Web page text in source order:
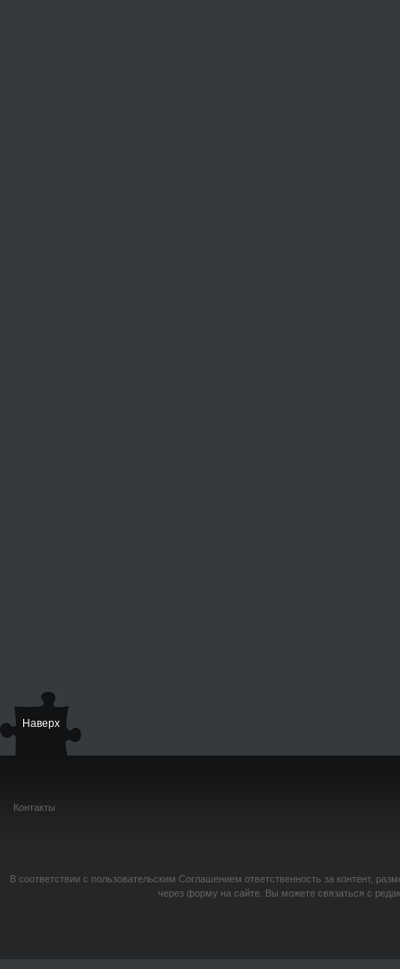
Наверх
Контакты
В соответствии с пользовательским Соглашением ответственность за контент,
через форму на сайте. Вы можете связаться с